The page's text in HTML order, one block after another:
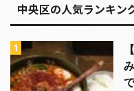
中央区の人気ランキン